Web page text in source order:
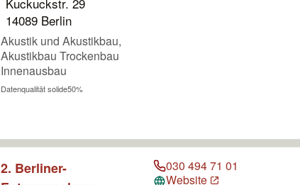
14089 Berlin
Akustik und Akustikbau,
Akustikbau Trockenbau
Innenausbau
Datenqualität solide50%
2. Berliner-
030 494 71 01
Website